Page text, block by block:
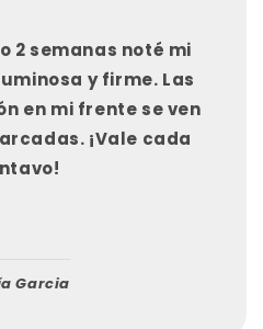
2 semanas noté mi
y firme. Las
en mi frente se ven
¡Vale cada
Garcia